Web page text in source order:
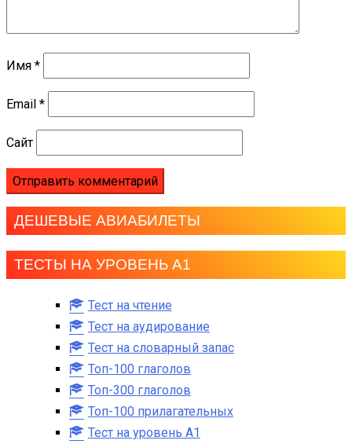
Имя *
Email *
Сайт
ДЕШЕВЫЕ АВИАБИЛЕТЫ
ТЕСТЫ НА УРОВЕНЬ А1
Тест на чтение
Тест на аудирование
Тест на словарный запас
Топ-100 глаголов
Топ-300 глаголов
Топ-100 прилагательных
Тест на уровень A1